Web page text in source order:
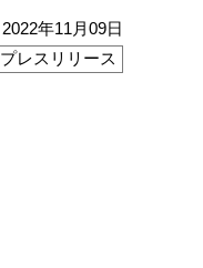
2022年11月09日
プレスリリース